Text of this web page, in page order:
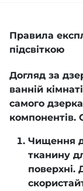
Правила
підсвіткою
Догляд за
ванній
самого
компонентів.
Чищення
тканину
поверхні.